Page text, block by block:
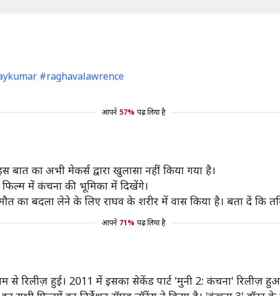
#raghavalawrence
आपने 57% पढ़ लिया है
का अभी मेकर्स द्वारा खुलासा नहीं किया गया है।
में कंचना की भूमिका में दिखेंगे।
का बदला लेने के लिए राघव के शरीर में वास किया है। बता दें कि
आपने 71% पढ़ लिया है
से रिलीज़ हुई। 2011 में इसका सेकेंड पार्ट 'मुनी 2: कंचना' रिलीज़